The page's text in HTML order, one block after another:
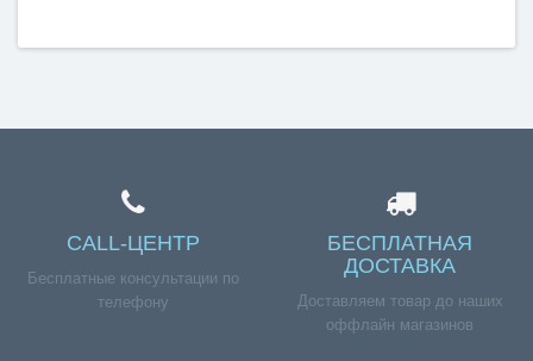
CALL-ЦЕНТР
Бесплатные консультации по
телефону
БЕСПЛАТНАЯ
ДОСТАВКА
Доставляем товар до наших
оффлайн магазинов